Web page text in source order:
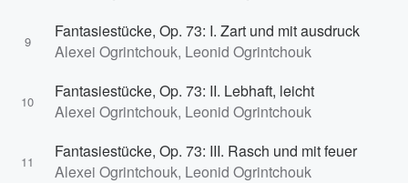
9
Fantasiestücke, Op. 73: I. Zart und mit ausdruck
Alexei Ogrintchouk, Leonid Ogrintchouk
10
Fantasiestücke, Op. 73: II. Lebhaft, leicht
Alexei Ogrintchouk, Leonid Ogrintchouk
11
Fantasiestücke, Op. 73: III. Rasch und mit feuer
Alexei Ogrintchouk, Leonid Ogrintchouk